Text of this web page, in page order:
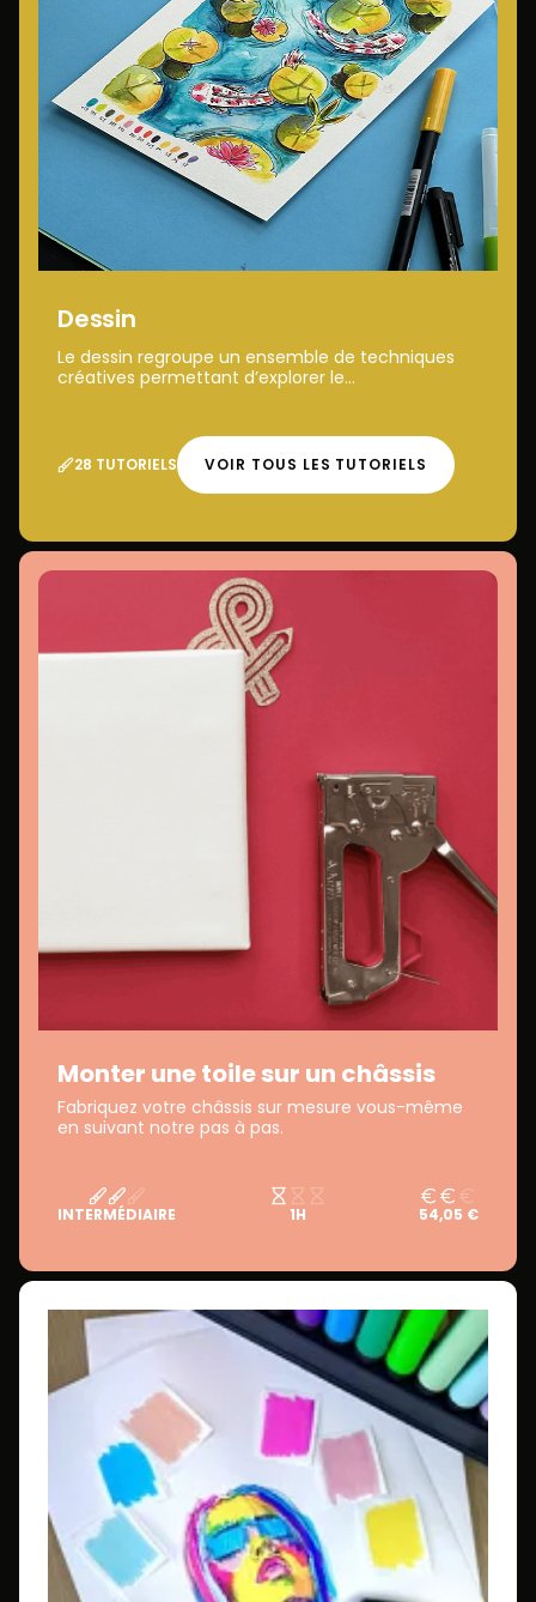
Dessin
Le dessin regroupe un ensemble de techniques
créatives permettant d’explorer le...
28 TUTORIELS VOIR TOUS LES TUTORIELS
Monter une toile sur un châssis
Fabriquez votre châssis sur mesure vous-même
en suivant notre pas à pas.
INTERMÉDIAIRE 1H 54,05 €